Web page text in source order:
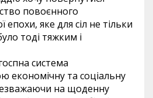
повоєнного
епохи, яке для сіл не тільки
тоді тяжким і
система
економічну та соціальну
на щоденну